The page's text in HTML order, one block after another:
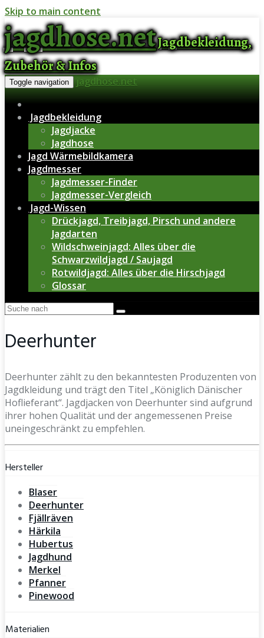
Skip to main content
jagdhose.netJagdbekleidung,
Zubehör & Infos
Toggle navigation jagdhose.net
Jagdbekleidung
Jagdjacke
Jagdhose
Jagd Wärmebildkamera
Jagdmesser
Jagdmesser-Finder
Jagdmesser-Vergleich
Jagd-Wissen
Drückjagd, Treibjagd, Pirsch und andere
Jagdarten
Wildschweinjagd: Alles über die
Schwarzwildjagd / Saujagd
Rotwildjagd: Alles über die Hirschjagd
Glossar
Deerhunter
Deerhunter zählt zu den bekanntesten Produzenten von
Jagdkleidung und trägt den Titel „Königlich Dänischer
Hoflieferant“. Jagdjacken von Deerhunter sind aufgrund
ihrer hohen Qualität und der angemessenen Preise
uneingeschränkt zu empfehlen.
Hersteller
Blaser
Deerhunter
Fjällräven
Härkila
Hubertus
Jagdhund
Merkel
Pfanner
Pinewood
Materialien